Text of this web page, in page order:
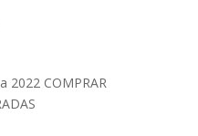
2022 COMPRAR